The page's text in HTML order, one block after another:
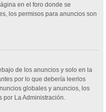
en el foro donde se
los permisos para anuncios son
de los anuncios y solo en la
por lo que debería leerlos
globales y anuncios, los
por La Administración.